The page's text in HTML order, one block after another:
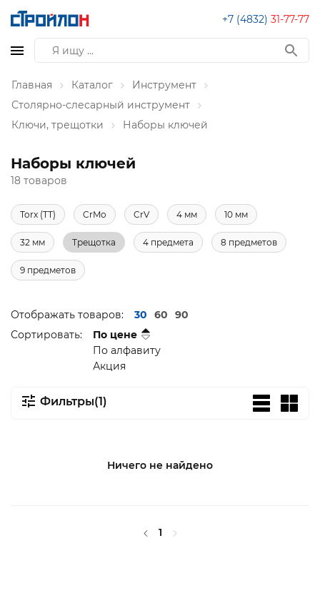
+7 (4832) 31-77-77
Главная Каталог
Инструмент
Столярно-слесарный инструмент
Ключи, трещотки
Наборы ключей
Наборы ключей
18 товаров
Torx (TT) CrMo CrV 4 мм 10 мм
32 мм Трещотка 4 предмета 8 предметов
9 предметов
Отображать товаров: 30 60
90
Сортировать:
По цене
По алфавиту
Акция
Фильтры(1)
Ничего не найдено
1